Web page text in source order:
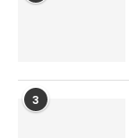
3